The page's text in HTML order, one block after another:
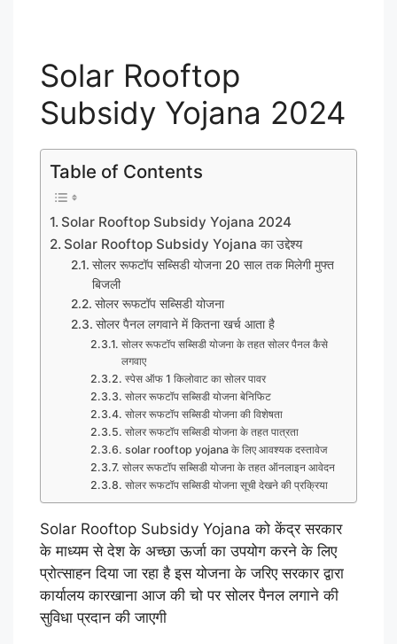
Solar Rooftop
Subsidy Yojana 2024
Table of Contents
Solar Rooftop Subsidy Yojana 2024
Solar Rooftop Subsidy Yojana का उद्देश्य
सोलर रूफटॉप सब्सिडी योजना 20 साल तक मिलेगी मुफ्त
बिजली
सोलर रूफटॉप सब्सिडी योजना
सोलर पैनल लगवाने में कितना खर्च आता है
सोलर रूफटॉप सब्सिडी योजना के तहत सोलर पैनल कैसे
लगवाए
स्पेस ऑफ 1 किलोवाट का सोलर पावर
सोलर रूफटॉप सब्सिडी योजना बेनिफिट
सोलर रूफटॉप सब्सिडी योजना की विशेषता
सोलर रूफटॉप सब्सिडी योजना के तहत पात्रता
solar rooftop yojana के लिए आवश्यक दस्तावेज
सोलर रूफटॉप सब्सिडी योजना के तहत ऑनलाइन आवेदन
सोलर रूफटॉप सब्सिडी योजना सूची देखने की प्रक्रिया
Solar Rooftop Subsidy Yojana को केंद्र सरकार
के माध्यम से देश के अच्छा ऊर्जा का उपयोग करने के लिए
प्रोत्साहन दिया जा रहा है इस योजना के जरिए सरकार द्वारा
कार्यालय कारखाना आज की चो पर सोलर पैनल लगाने की
सुविधा प्रदान की जाएगी